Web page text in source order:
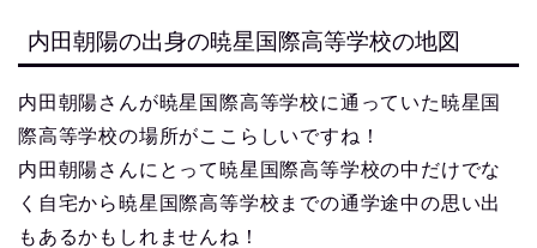
内田朝陽の出身の暁星国際高等学校の地図
内田朝陽さんが暁星国際高等学校に通っていた暁星国
際高等学校の場所がここらしいですね！
内田朝陽さんにとって暁星国際高等学校の中だけでな
く自宅から暁星国際高等学校までの通学途中の思い出
もあるかもしれませんね！